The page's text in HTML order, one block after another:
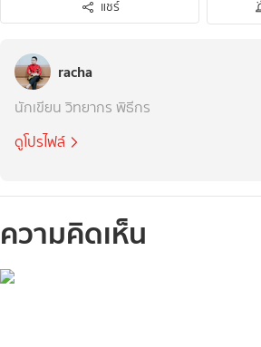
แชร์
racha
นักเขียน วิทยากร พิธีกร
ดูโปรไฟล์
ความคิดเห็น